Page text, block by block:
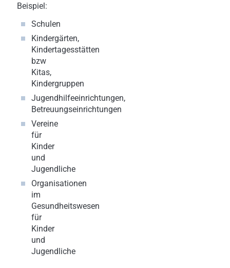
Beispiel:
Schulen
Kindergärten,
Kindertagesstätten
bzw
Kitas,
Kindergruppen
Jugendhilfeeinrichtungen,
Betreuungseinrichtungen
Vereine
für
Kinder
und
Jugendliche
Organisationen
im
Gesundheitswesen
für
Kinder
und
Jugendliche